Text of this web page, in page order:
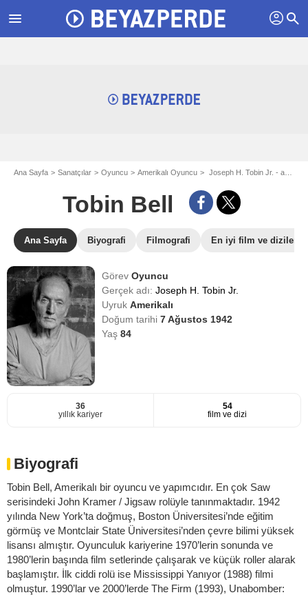
menu profil search
Ana Sayfa Sanatçılar Oyuncu Amerikalı Oyuncu Joseph H. Tobin Jr. - aka Tobin Bell
Tobin Bell
Ana Sayfa Biyografi Filmografi En iyi film ve dizileri
GörevOyuncu
Gerçek adı:Joseph H. Tobin Jr.
UyrukAmerikalı
Doğum tarihi7 Ağustos 1942
Yaş84
36
yıllık kariyer
54
film ve dizi
Biyografi
Tobin Bell, Amerikalı bir oyuncu ve yapımcıdır. En çok Saw
serisindeki John Kramer / Jigsaw rolüyle tanınmaktadır. 1942
yılında New York’ta doğmuş, Boston Üniversitesi’nde eğitim
görmüş ve Montclair State Üniversitesi’nden çevre bilimi yüksek
lisansı almıştır. Oyunculuk kariyerine 1970’lerin sonunda ve
1980’lerin başında film setlerinde çalışarak ve küçük roller alarak
başlamıştır. İlk ciddi rolü ise Mississippi Yanıyor (1988) filmi
olmuştur. 1990’lar ve 2000’lerde The Firm (1993), Unabomber: